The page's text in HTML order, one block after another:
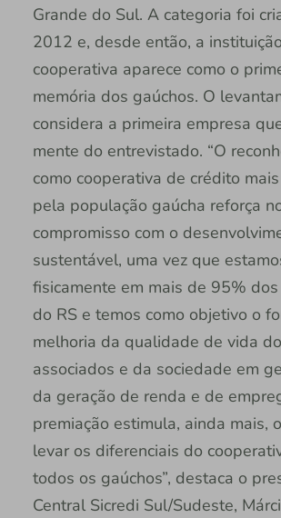
Grande do Sul. A categoria foi
2012 e, desde então, a
cooperativa aparece como o
memória dos gaúchos. O
considera a primeira empresa
mente do entrevistado. “O
como cooperativa de crédito
pela população gaúcha reforça
compromisso com o
sustentável, uma vez que
fisicamente em mais de 95%
do RS e temos como objetivo o
melhoria da qualidade de vida
associados e da sociedade em
da geração de renda e de
premiação estimula, ainda mais,
levar os diferenciais do
todos os gaúchos”, destaca o
Central Sicredi Sul/Sudeste,